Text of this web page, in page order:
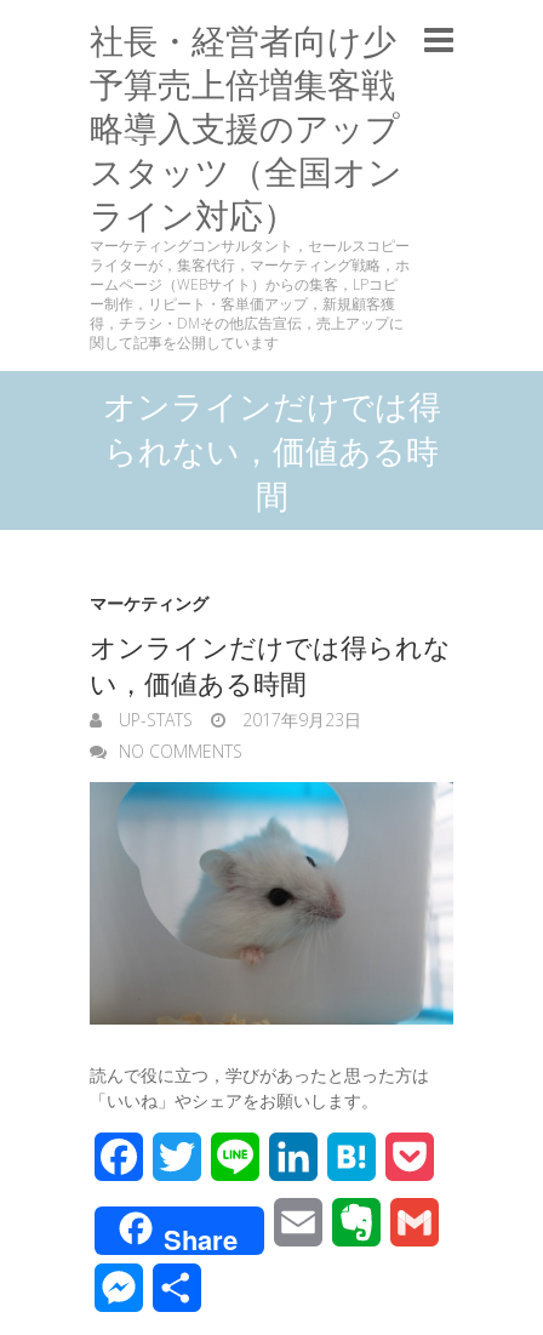
社長・経営者向け少
予算売上倍増集客戦
略導入支援のアップ
スタッツ（全国オン
ライン対応）
マーケティングコンサルタント，セールスコピー
ライターが，集客代行，マーケティング戦略，ホ
ームページ（WEBサイト）からの集客，LPコピ
ー制作，リピート・客単価アップ，新規顧客獲
得，チラシ・DMその他広告宣伝，売上アップに
関して記事を公開しています
オンラインだけでは得
られない，価値ある時
間
マーケティング
オンラインだけでは得られな
い，価値ある時間
UP-STATS
2017年9月23日
NO COMMENTS
読んで役に立つ，学びがあったと思った方は
「いいね」やシェアをお願いします。
a
c
e
w
i
i
n
i
n
a
t
o
c
Share